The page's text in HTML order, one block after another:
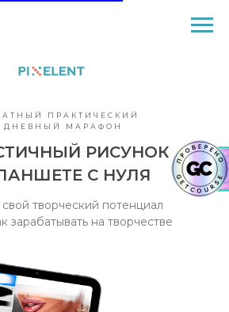
ПРАКТИЧЕСКИЙ
ДНЕВНЫЙ МАРАФОН
РИСУНОК
С НУЛЯ
творческий потенциал
зарабатывать на творчестве